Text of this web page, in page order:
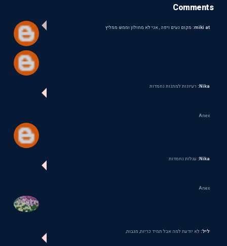
Comments
miki at: מקום נעים ויפה , אני לא מחולון וממש ממליץ
Nika: רעיונות למתנות נחמדות
Anex
Nika: עגלות נחמדות
Anex
ליל: לא יודעת למה אבל תמיד כריות, מגבות,